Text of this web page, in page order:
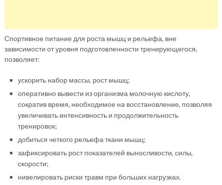
Спортивное питание для роста мышц и рельефа, вне
зависимости от уровня подготовленности тренирующегося,
позволяет:
ускорить набор массы, рост мышц;
оперативно вывести из организма молочную кислоту,
сократив время, необходимое на восстановление, позволяя
увеличивать интенсивность и продолжительность
тренировок;
добиться четкого рельефа ткани мышц;
зафиксировать рост показателей выносливости, силы,
скорости;
нивелировать риски травм при больших нагрузках.